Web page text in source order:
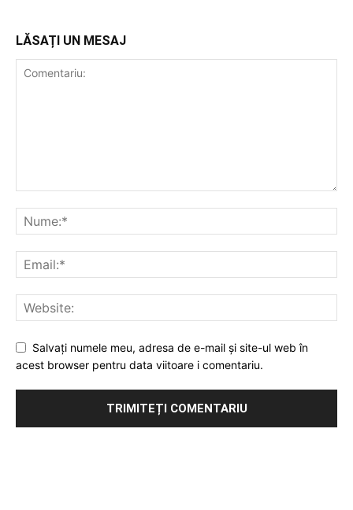
LĂSAȚI UN MESAJ
Salvați numele meu, adresa de e-mail și site-ul web în
acest browser pentru data viitoare i comentariu.